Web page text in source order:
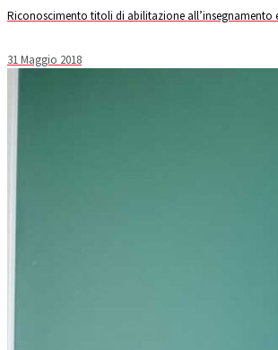
Riconoscimento titoli di abilitazione all’insegnamento
31 Maggio 2018